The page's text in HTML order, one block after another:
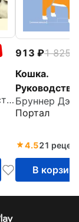
Никольская Анастасия Всеволодовна
913 1 825
Кошка.
Руководство
Инструкция
Бруннер
Портал
4.521
В корзину